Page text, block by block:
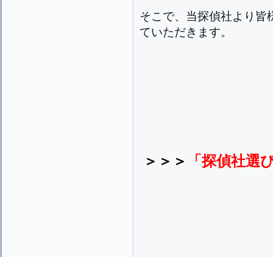
そこで、当探偵社より皆
ていただきます。
＞＞＞ 「探偵社選